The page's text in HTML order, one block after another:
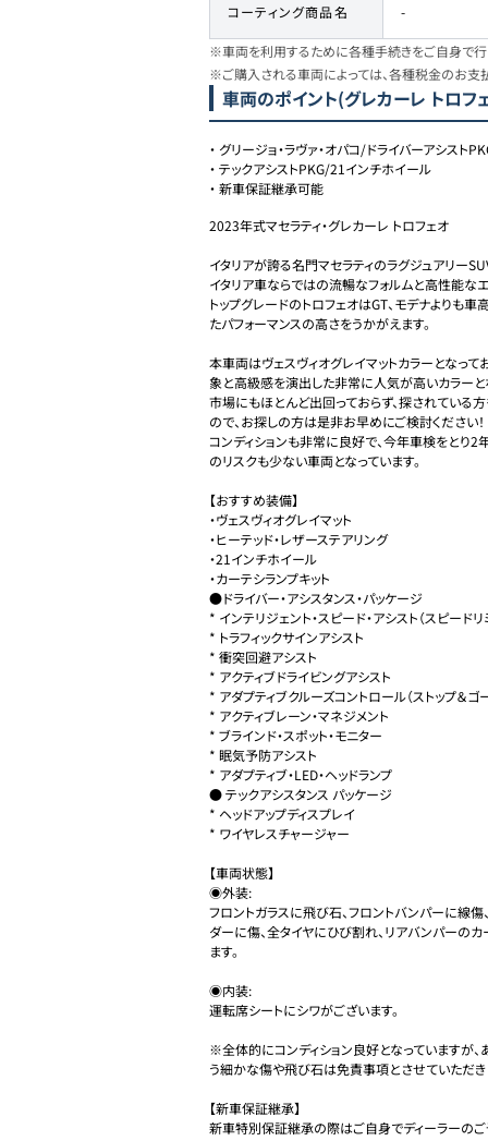
コーティング商品名 -
※車両を利用するために各種手続きをご自身で行
※ご購入される車両によっては、各種税金のお支
車両のポイント(グレカーレ トロフ
・ グリージョ・ラヴァ・オパコ/ドライバーアシスト
・ テックアシストPKG/21インチホイール
・ 新車保証継承可能
2023年式マセラティ・グレカーレ トロフェオ
イタリアが誇る名門マセラティのラグジュアリー
イタリア車ならではの流暢なフォルムと高性能な
トップグレードのトロフェオはGT、モデナよりも
たパフォーマンスの高さをうかがえます。
本車両はヴェスヴィオグレイマットカラーとなって
象と高級感を演出した非常に人気が高いカラーと
市場にもほとんど出回っておらず、探されている
ので、お探しの方は是非お早めにご検討ください！
コンディションも非常に良好で、今年車検をとり
のリスクも少ない車両となっています。
【おすすめ装備】
・ヴェスヴィオグレイマット
・ヒーテッド・レザーステアリング
・21インチホイール
・カーテシランプキット
●ドライバー・アシスタンス・パッケージ
* インテリジェント・スピード・アシスト（スピードリ
* トラフィックサインアシスト
* 衝突回避アシスト
* アクティブドライビングアシスト
* アダプティブクルーズコントロール（ストップ＆ゴ
* アクティブレーン・マネジメント
* ブラインド・スポット・モニター
* 眠気予防アシスト
* アダプティブ・LED・ヘッドランプ
● テックアシスタンス パッケージ
* ヘッドアップディスプレイ
* ワイヤレスチャージャー
【車両状態】
◉外装:
フロントガラスに飛び石、フロントバンパーに線傷
ダーに傷、全タイヤにひび割れ、リアバンパーの
ます。
◉内装:
運転席シートにシワがございます。
※全体的にコンディション良好となっていますが
う細かな傷や飛び石は免責事項とさせていただき
【新車保証継承】
新車特別保証継承の際はご自身でディーラーの